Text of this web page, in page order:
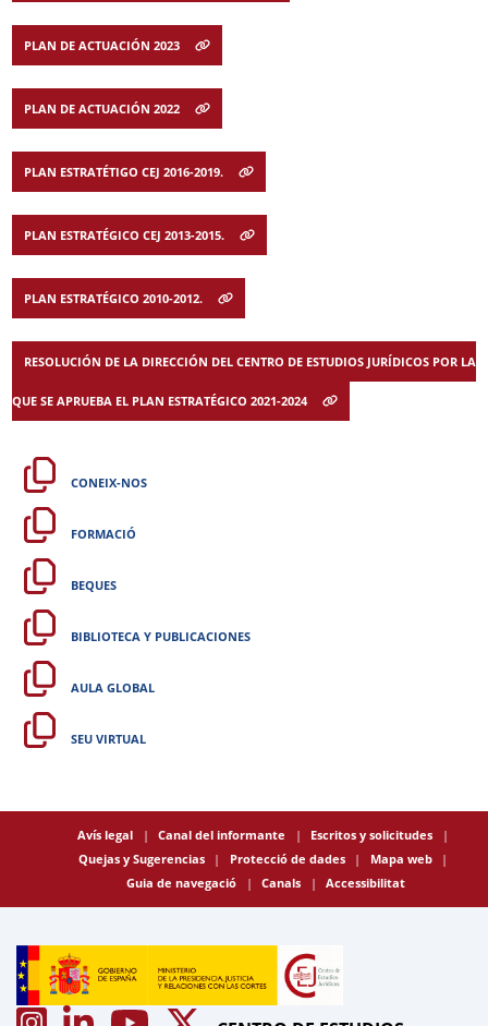
PLAN DE ACTUACIÓN 2023
PLAN DE ACTUACIÓN 2022
PLAN ESTRATÉTIGO CEJ 2016-2019.
PLAN ESTRATÉGICO CEJ 2013-2015.
PLAN ESTRATÉGICO 2010-2012.
RESOLUCIÓN DE LA DIRECCIÓN DEL CENTRO DE ESTUDIOS JURÍDICOS POR LA
QUE SE APRUEBA EL PLAN ESTRATÉGICO 2021-2024
CONEIX-NOS
FORMACIÓ
BEQUES
BIBLIOTECA Y PUBLICACIONES
AULA GLOBAL
SEU VIRTUAL
Avís legal Canal del informante
Escritos y solicitudes
Quejas y Sugerencias
Protecció de dades
Mapa web
Guia de navegació
Canals Accessibilitat